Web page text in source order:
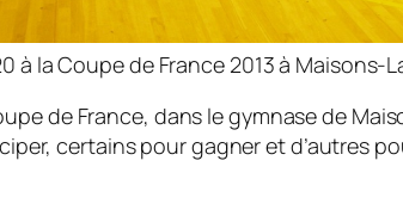
à la Coupe de France 2013 à Maisons-
de France, dans le gymnase de
certains pour gagner et d’autres